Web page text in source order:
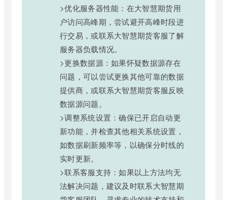
>优化服务器性能：在大智慧期货用
户访问高峰期，尝试避开高峰时段进
行交易，或联系大智慧期货客服了解
服务器负载情况。
>更换数据源：如果怀疑数据源存在
问题，可以尝试更换其他可靠的数据
提供商，或联系大智慧期货客服反映
数据源问题。
>调整系统设置：确保已开启自动更
新功能，并检查其他相关系统设置，
如数据刷新频率等，以确保分时线的
实时更新。
>联系客服支持：如果以上方法均无
法解决问题，建议及时联系大智慧期